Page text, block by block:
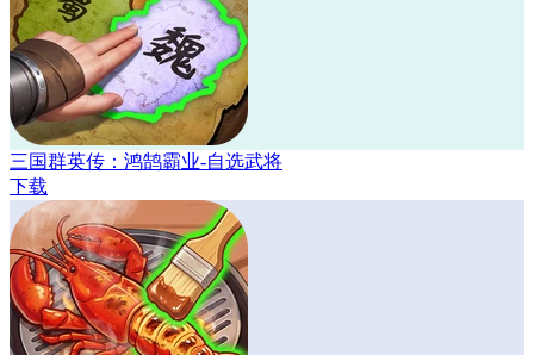
三国群英传：鸿鹄霸业-自选武将
下载